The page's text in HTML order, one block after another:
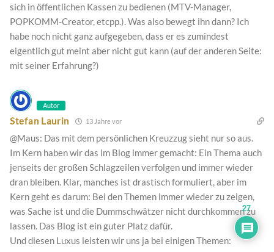
sich in öffentlichen Kassen zu bedienen (MTV-Manager,
POPKOMM-Creator, etcpp.). Was also bewegt ihn dann? Ich
habe noch nicht ganz aufgegeben, dass er es zumindest
eigentlich gut meint aber nicht gut kann (auf der anderen Seite:
mit seiner Erfahrung?)
Autor
Stefan Laurin 13 Jahre vor
@Maus: Das mit dem persönlichen Kreuzzug sieht nur so aus.
Im Kern haben wir das im Blog immer gemacht: Ein Thema auch
jenseits der großen Schlagzeilen verfolgen und immer wieder
dran bleiben. Klar, manches ist drastisch formuliert, aber im
Kern geht es darum: Bei den Themen immer wieder zu zeigen,
was Sache ist und die Dummschwätzer nicht durchkommen zu
lassen. Das Blog ist ein guter Platz dafür.
Und diesen Luxus leisten wir uns ja bei einigen Themen:
27